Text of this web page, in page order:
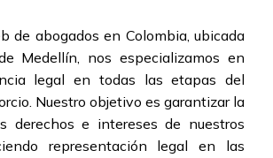
de abogados en Colombia, ubicada
Medellín, nos especializamos en
legal en todas las etapas del
Nuestro objetivo es garantizar la
derechos e intereses de nuestros
representación legal en las